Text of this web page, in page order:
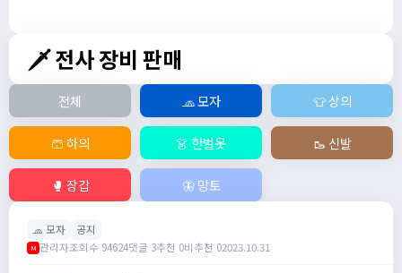
🗡️ 전사 장비 판매
전체 🧢 모자 👕 상의
🩳 하의 👗 한벌옷 🥾 신발
🥊 장갑 🦋 망토
🧢 모자 공지
M 관리자조회수 94624댓글 3추천 0비추천 02023.10.31